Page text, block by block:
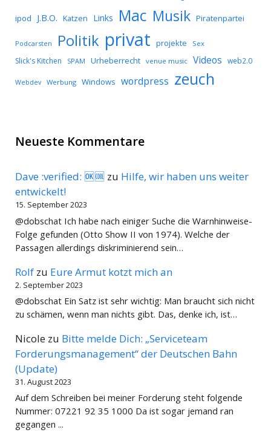
ipod J.B.O. Katzen Links Mac Musik Piratenpartei
Podcarsten Politik privat projekte Sex
Slick's Kitchen SPAM Urheberrecht venue music Videos web2.0
Webdev Werbung Windows wordpress zeuch
Neueste Kommentare
Dave :verified: 🆗🆒 zu Hilfe, wir haben uns weiter
entwickelt!
15. September 2023
@dobschat Ich habe nach einiger Suche die Warnhinweise-
Folge gefunden (Otto Show II von 1974). Welche der
Passagen allerdings diskriminierend sein…
Rolf zu Eure Armut kotzt mich an
2. September 2023
@dobschat Ein Satz ist sehr wichtig: Man braucht sich nicht
zu schämen, wenn man nichts gibt. Das, denke ich, ist…
Nicole zu Bitte melde Dich: „Serviceteam
Forderungsmanagement“ der Deutschen Bahn
(Update)
31. August 2023
Auf dem Schreiben bei meiner Forderung steht folgende
Nummer: 07221 92 35 1000 Da ist sogar jemand ran
gegangen ...